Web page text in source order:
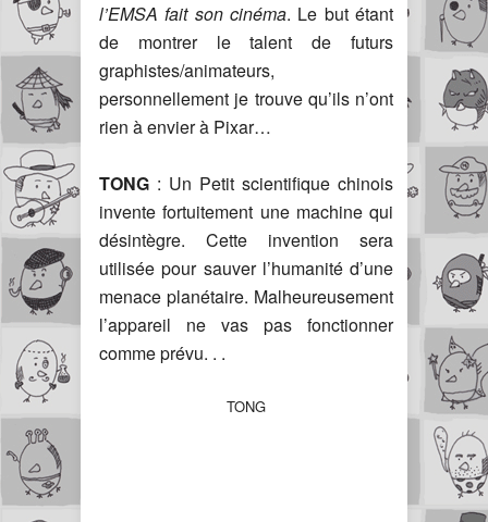
l’EMSA fait son cinéma. Le but étant
de montrer le talent de futurs
graphistes/animateurs,
personnellement je trouve qu’ils n’ont
rien à envier à Pixar…
TONG : Un Petit scientifique chinois
invente fortuitement une machine qui
désintègre. Cette invention sera
utilisée pour sauver l’humanité d’une
menace planétaire. Malheureusement
l’appareil ne vas pas fonctionner
comme prévu. . .
TONG